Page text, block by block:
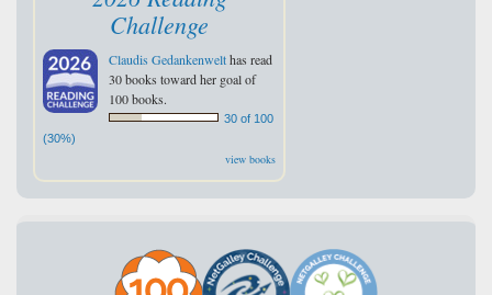
Challenge
Claudis Gedankenwelthas read
30 books toward her goal of
100 books.
30 of 100
(30%)
view books